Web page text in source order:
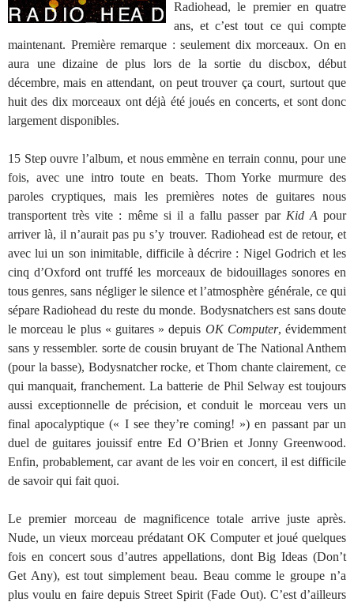
Radiohead, le premier en quatre
ans, et c’est tout ce qui compte
maintenant. Première remarque : seulement dix morceaux. On en
aura une dizaine de plus lors de la sortie du discbox, début
décembre, mais en attendant, on peut trouver ça court, surtout que
huit des dix morceaux ont déjà été joués en concerts, et sont donc
largement disponibles.
15 Step ouvre l’album, et nous emmène en terrain connu, pour une
fois, avec une intro toute en beats. Thom Yorke murmure des
paroles cryptiques, mais les premières notes de guitares nous
transportent très vite : même si il a fallu passer par Kid A pour
arriver là, il n’aurait pas pu s’y trouver. Radiohead est de retour, et
avec lui un son inimitable, difficile à décrire : Nigel Godrich et les
cinq d’Oxford ont truffé les morceaux de bidouillages sonores en
tous genres, sans négliger le silence et l’atmosphère générale, ce qui
sépare Radiohead du reste du monde. Bodysnatchers est sans doute
le morceau le plus « guitares » depuis OK Computer, évidemment
sans y ressembler. sorte de cousin bruyant de The National Anthem
(pour la basse), Bodysnatcher rocke, et Thom chante clairement, ce
qui manquait, franchement. La batterie de Phil Selway est toujours
aussi exceptionnelle de précision, et conduit le morceau vers un
final apocalyptique (« I see they’re coming! ») en passant par un
duel de guitares jouissif entre Ed O’Brien et Jonny Greenwood.
Enfin, probablement, car avant de les voir en concert, il est difficile
de savoir qui fait quoi.
Le premier morceau de magnificence totale arrive juste après.
Nude, un vieux morceau prédatant OK Computer et joué quelques
fois en concert sous d’autres appellations, dont Big Ideas (Don’t
Get Any), est tout simplement beau. Beau comme le groupe n’a
plus voulu en faire depuis Street Spirit (Fade Out). C’est d’ailleurs